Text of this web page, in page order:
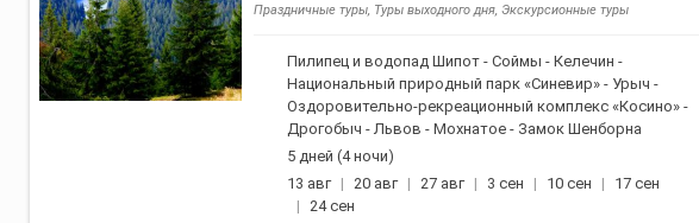
Праздничные туры, Туры выходного дня, Экскурсионные туры
Пилипец и водопад Шипот - Соймы - Келечин -
Национальный природный парк «Синевир» - Урыч -
Оздоровительно-рекреационный комплекс «Косино» -
Дрогобыч - Львов - Мохнатое - Замок Шенборна
5 дней (4 ночи)
13 авг
20 авг 27 авг 3 сен 10 сен
17 сен
24 сен